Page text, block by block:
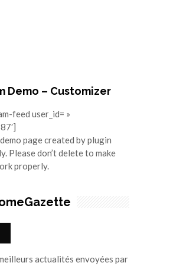
Demo – Customizer
feed user_id= »
page created by plugin
Please don’t delete to make
properly.
actualités envoyées par